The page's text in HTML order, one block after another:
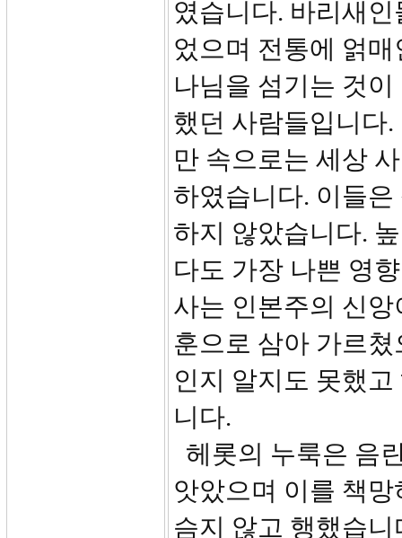
였습니다. 바리새
었으며 전통에 얽
나님을 섬기는 것
했던 사람들입니다
만 속으로는 세상
하였습니다. 이들
하지 않았습니다.
다도 가장 나쁜 영
사는 인본주의 신
훈으로 삼아 가르
인지 알지도 못했
니다.
헤롯의 누룩은 음
앗았으며 이를 책
슴지 않고 행했습